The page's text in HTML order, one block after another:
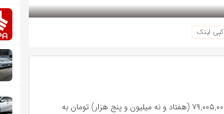
کپی لینک
هر مثقال طلا 18 عیار امروز با افزایش ۰.۴۴ درصدی، از ۷۹,۰۰۵,۰۰۰ (هفتاد و نه میلیون و پنج هزار) تومان به